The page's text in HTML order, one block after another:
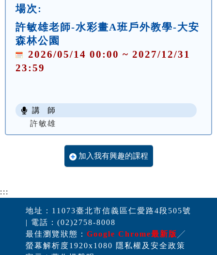
場次:
許敏雄老師-水彩畫A班戶外教學-大安
森林公園
2026/05/14 00:00 ~ 2027/12/31
23:59
講 師
許敏雄
加入我有興趣的課程
:::
地址：11073臺北市信義區仁愛路4段505號
| 電話：(02)2758-8008
最佳瀏覽狀態： Google Chrome最新版 ╱
螢幕解析度1920x1080 隱私權及安全政策